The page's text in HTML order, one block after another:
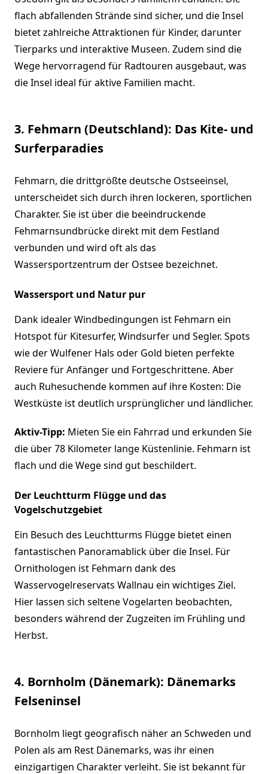
flach abfallenden Strände sind sicher, und die Insel
bietet zahlreiche Attraktionen für Kinder, darunter
Tierparks und interaktive Museen. Zudem sind die
Wege hervorragend für Radtouren ausgebaut, was
die Insel ideal für aktive Familien macht.
3. Fehmarn (Deutschland): Das Kite- und
Surferparadies
Fehmarn, die drittgrößte deutsche Ostseeinsel,
unterscheidet sich durch ihren lockeren, sportlichen
Charakter. Sie ist über die beeindruckende
Fehmarnsundbrücke direkt mit dem Festland
verbunden und wird oft als das
Wassersportzentrum der Ostsee bezeichnet.
Wassersport und Natur pur
Dank idealer Windbedingungen ist Fehmarn ein
Hotspot für Kitesurfer, Windsurfer und Segler. Spots
wie der Wulfener Hals oder Gold bieten perfekte
Reviere für Anfänger und Fortgeschrittene. Aber
auch Ruhesuchende kommen auf ihre Kosten: Die
Westküste ist deutlich ursprünglicher und ländlicher.
Aktiv-Tipp: Mieten Sie ein Fahrrad und erkunden Sie
die über 78 Kilometer lange Küstenlinie. Fehmarn ist
flach und die Wege sind gut beschildert.
Der Leuchtturm Flügge und das
Vogelschutzgebiet
Ein Besuch des Leuchtturms Flügge bietet einen
fantastischen Panoramablick über die Insel. Für
Ornithologen ist Fehmarn dank des
Wasservogelreservats Wallnau ein wichtiges Ziel.
Hier lassen sich seltene Vogelarten beobachten,
besonders während der Zugzeiten im Frühling und
Herbst.
4. Bornholm (Dänemark): Dänemarks
Felseninsel
Bornholm liegt geografisch näher an Schweden und
Polen als am Rest Dänemarks, was ihr einen
einzigartigen Charakter verleiht. Sie ist bekannt für